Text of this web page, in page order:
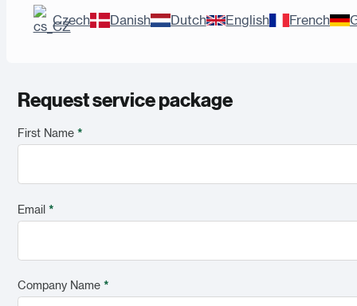
Czech Danish Dutch English French
Request service package
First Name *
Email *
Company Name *